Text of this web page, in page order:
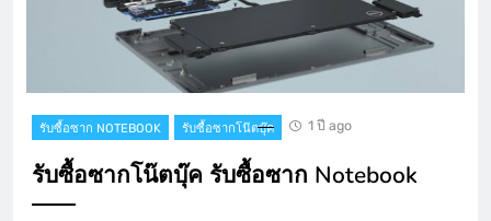
รับซื้อซาก NOTEBOOK รับซื้อซากโน๊ตบุ๊ค 1 ปี ago
รับซื้อซากโน๊ตบุ๊ค รับซื้อซาก Notebook